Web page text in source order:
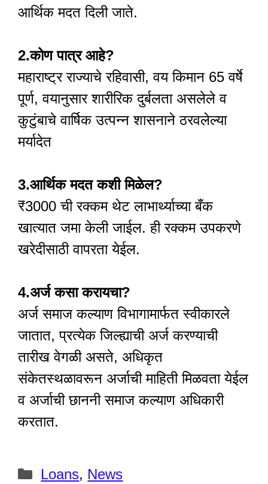
आर्थिक मदत दिली जाते.
2.कोण पात्र आहे?
महाराष्ट्र राज्याचे रहिवासी, वय किमान 65 वर्षे
पूर्ण, वयानुसार शारीरिक दुर्बलता असलेले व
कुटुंबाचे वार्षिक उत्पन्न शासनाने ठरवलेल्या
मर्यादेत
3.आर्थिक मदत कशी मिळेल?
₹3000 ची रक्कम थेट लाभार्थ्याच्या बँक
खात्यात जमा केली जाईल. ही रक्कम उपकरणे
खरेदीसाठी वापरता येईल.
4.अर्ज कसा करायचा?
अर्ज समाज कल्याण विभागामार्फत स्वीकारले
जातात, प्रत्येक जिल्ह्याची अर्ज करण्याची
तारीख वेगळी असते, अधिकृत
संकेतस्थळावरून अर्जाची माहिती मिळवता येईल
व अर्जाची छाननी समाज कल्याण अधिकारी
करतात.
Categories
Loans, News